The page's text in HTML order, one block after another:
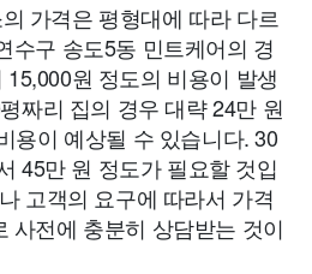
가격은 평형대에 따라 다르
수구 송도5동 민트케어의 경
원 정도의 비용이 발생
짜리 집의 경우 대략 24만 원
용이 예상될 수 있습니다. 30
45만 원 정도가 필요할 것입
고객의 요구에 따라서 가격
사전에 충분히 상담받는 것이